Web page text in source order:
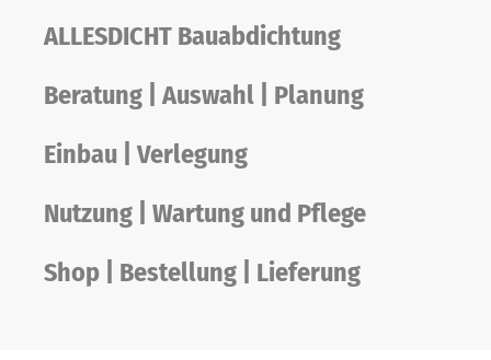
ALLESDICHT Bauabdichtung
Beratung | Auswahl | Planung
Einbau | Verlegung
Nutzung | Wartung und Pflege
Shop | Bestellung | Lieferung